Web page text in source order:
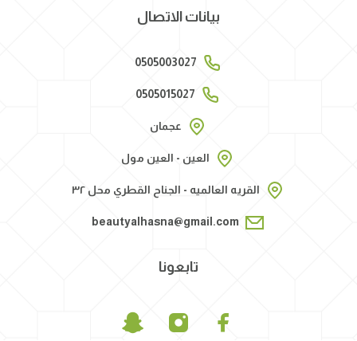
بيانات الاتصال
0505003027
0505015027
عجمان
العين - العين مول
القريه العالميه - الجناح القطري محل ٣٢
beautyalhasna@gmail.com
تابعونا